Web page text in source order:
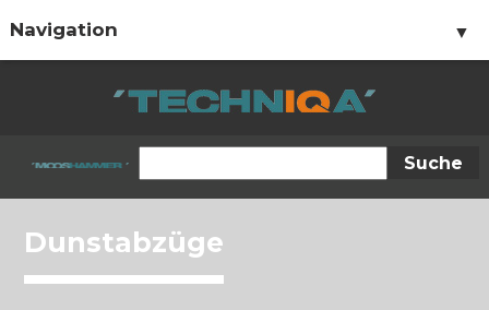
Navigation ▼
▼
Dunstabzüge